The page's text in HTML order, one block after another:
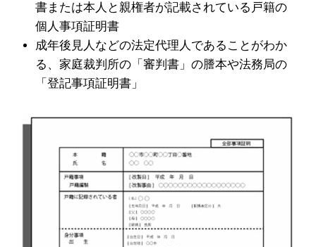
書または本人と親権者が記載されている戸籍の
個人事項証明書
成年後見人などの法定代理人であることがわか
る、家庭裁判所の「審判書」の謄本や法務局の
「登記事項証明書」